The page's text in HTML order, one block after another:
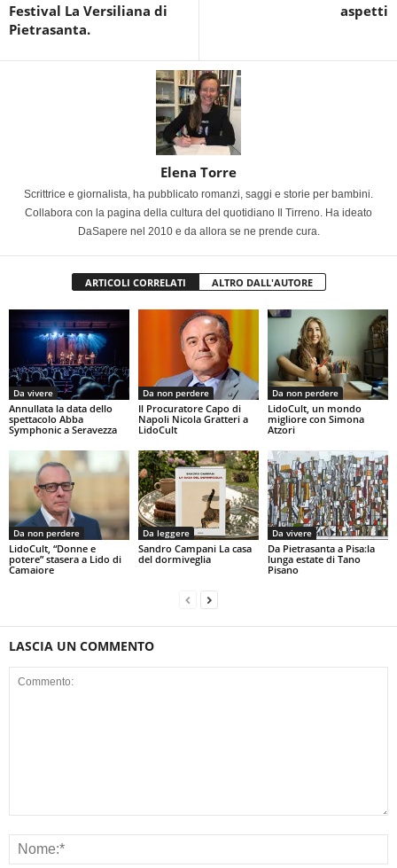
Festival La Versiliana di
Pietrasanta.
aspetti
Elena Torre
Scrittrice e giornalista, ha pubblicato romanzi, saggi e storie per bambini.
Collabora con la pagina della cultura del quotidiano Il Tirreno. Ha ideato
DaSapere nel 2010 e da allora se ne prende cura.
ARTICOLI CORRELATI ALTRO DALL'AUTORE
Da vivere
Annullata la data dello
spettacolo Abba
Symphonic a Seravezza
Da non perdere
Il Procuratore Capo di
Napoli Nicola Gratteri a
LidoCult
Da non perdere
LidoCult, un mondo
migliore con Simona
Atzori
Da non perdere
LidoCult, “Donne e
potere” stasera a Lido di
Camaiore
Da leggere
Sandro Campani La casa
del dormiveglia
Da vivere
Da Pietrasanta a Pisa:la
lunga estate di Tano
Pisano
LASCIA UN COMMENTO